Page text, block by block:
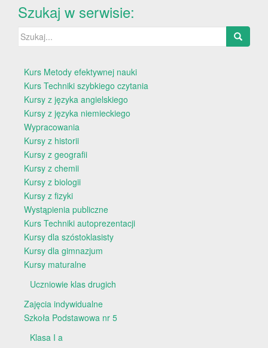
Szukaj w serwisie:
Szukaj:
Kurs Metody efektywnej nauki
Kurs Techniki szybkiego czytania
Kursy z języka angielskiego
Kursy z języka niemieckiego
Wypracowania
Kursy z historii
Kursy z geografii
Kursy z chemii
Kursy z biologii
Kursy z fizyki
Wystąpienia publiczne
Kurs Techniki autoprezentacji
Kursy dla szóstoklasisty
Kursy dla gimnazjum
Kursy maturalne
Uczniowie klas drugich
Zajęcia indywidualne
Szkoła Podstawowa nr 5
Klasa I a